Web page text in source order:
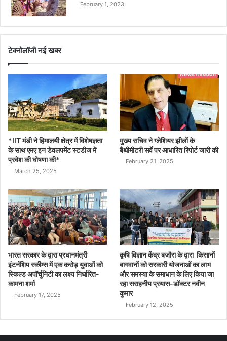
February 1, 2023
टेक्नोलॉजी नई खबर
*IIT मंडी ने हिमालयी क्षेत्र में विशेषज्ञता
के साथ एमए इन डेवलपमेंट स्टडीज में
प्रवेश की घोषणा की*
March 25, 2025
मुख्य सचिव ने ग्लेशियर झीलों के
बैथीमीटरी सर्वे पर आधारित रिपोर्ट जारी की
February 21, 2025
भारत सरकार के द्वारा प्रधानमंत्री
इंटर्नशिप स्कीम्स में एक करोड़ युवाओं को
स्किल्ड अपॉर्चुनिटी का लक्ष्य निर्धारित-
कामना शर्मा
February 17, 2025
कृषि विज्ञान केंद्र बजौरा के द्वारा किसानों
बागवानों को सरकारी योजनाओं का लाभ
और समस्या के समाधान के लिए किया जा
रहा सराहनीय प्रयास-डॉक्टर नवीन
कुमार
February 12, 2025